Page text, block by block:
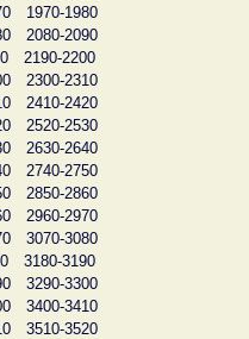
1970-1980
2080-2090
2190-2200
2300-2310
2410-2420
2520-2530
2630-2640
2740-2750
2850-2860
2960-2970
3070-3080
3180-3190
3290-3300
3400-3410
3510-3520